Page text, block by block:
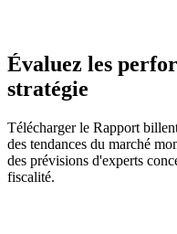
Évaluez les
stratégie
Télécharger le Rapport
des tendances du marché
des prévisions d'experts
fiscalité.